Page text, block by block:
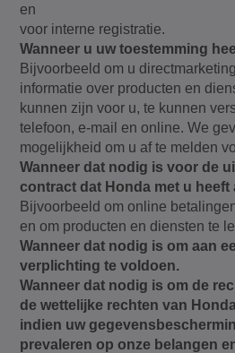
en
voor interne registratie.
Wanneer u uw toestemming
Bijvoorbeeld om u
informatie over producten en
kunnen zijn voor u, te kunnen
telefoon, e-mail en online. We
mogelijkheid om u af te melden
Wanneer dat nodig is voor de
contract dat Honda met u heeft
Bijvoorbeeld om online
en om producten en diensten te
Wanneer dat nodig is om aan
verplichting te voldoen.
Wanneer dat nodig is om de
de wettelijke rechten van
indien uw
prevaleren op onze belangen